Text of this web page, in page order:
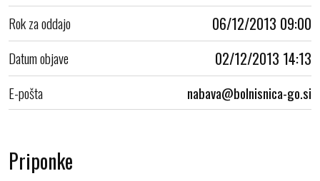
Rok za oddajo 06/12/2013 09:00
Datum objave 02/12/2013 14:13
E-pošta
Priponke